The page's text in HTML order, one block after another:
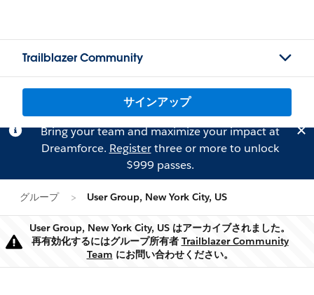
Trailblazer Community
サインアップ
Bring your team and maximize your impact at
Dreamforce. Registerthree or more to unlock
$999 passes.
グループ User Group, New York City, US
警告
User Group, New York City, US はアーカイブされました。
再有効化するにはグループ所有者 Trailblazer Community
Team にお問い合わせください。